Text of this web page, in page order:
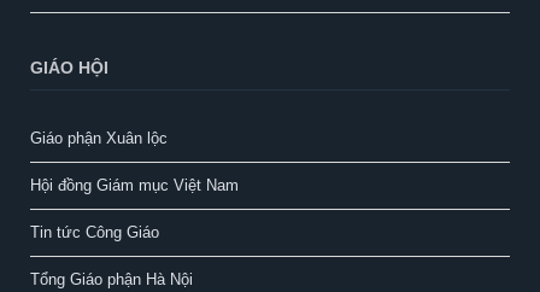
GIÁO HỘI
Giáo phận Xuân lộc
Hội đồng Giám mục Việt Nam
Tin tức Công Giáo
Tổng Giáo phận Hà Nội